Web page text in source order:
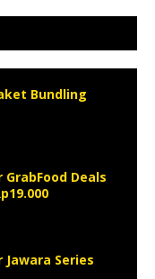
Bundling
Deals
Series